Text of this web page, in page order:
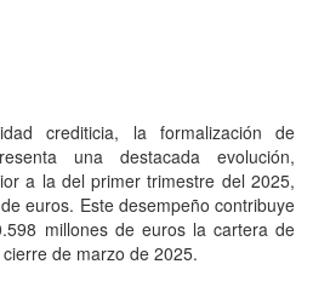
crediticia, la formalización de
una destacada evolución,
a la del primer trimestre del 2025,
euros. Este desempeño contribuye
millones de euros la cartera de
de marzo de 2025.